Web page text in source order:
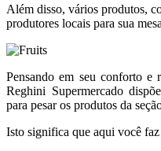
Além disso, vários produtos,
produtores locais para sua
Pensando em seu conforto
Reghini Supermercado
para pesar os produtos da
Isto significa que aqui você